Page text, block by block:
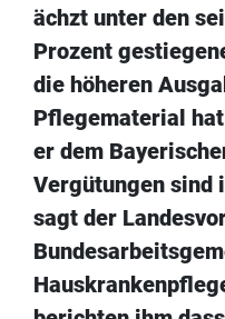
ächzt unter den
Prozent
die höheren
Pflegematerial
er dem
Vergütungen sind
sagt der